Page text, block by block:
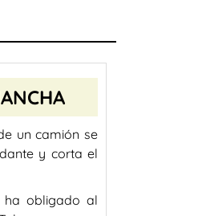
un camión se
y corta el
ha obligado al